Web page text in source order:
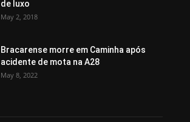
de luxo
May 2, 2018
Bracarense morre em Caminha após
acidente de mota na A28
May 8, 2022